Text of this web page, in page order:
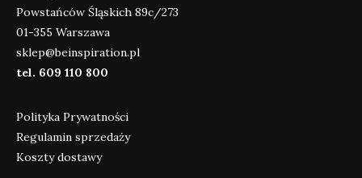
Powstańców Śląskich 89c/273
01-355 Warszawa
sklep@beinspiration.pl
tel. 609 110 800
Polityka Prywatności
Regulamin sprzedaży
Koszty dostawy